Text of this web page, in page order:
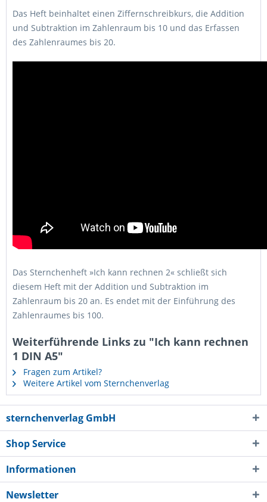
Das Heft beinhaltet einen Ziffernschreibkurs, die Addition
und Subtraktion im Zahlenraum bis 10 und das Erfassen
des Zahlenraumes bis 20.
Das Sternchenheft »Ich kann rechnen 2« schließt sich
diesem Heft mit der Addition und Subtraktion im
Zahlenraum bis 20 an. Es endet mit der Einführung des
Zahlenraumes bis 100.
Weiterführende Links zu "Ich kann rechnen
1 DIN A5"
Fragen zum Artikel?
Weitere Artikel vom Sternchenverlag
sternchenverlag GmbH
Shop Service
Informationen
Newsletter